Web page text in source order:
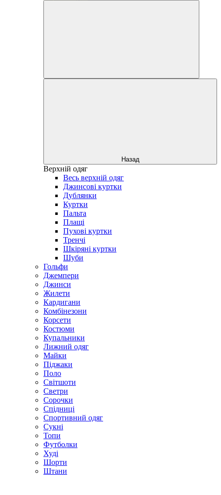
Назад
Верхній одяг
Весь верхній одяг
Джинсові куртки
Дублянки
Куртки
Пальта
Плащі
Пухові куртки
Тренчі
Шкіряні куртки
Шуби
Гольфи
Джемпери
Джинси
Жилети
Кардигани
Комбінезони
Корсети
Костюми
Купальники
Лижний одяг
Майки
Піджаки
Поло
Світшоти
Светри
Сорочки
Спідниці
Спортивний одяг
Сукні
Топи
Футболки
Худі
Шорти
Штани